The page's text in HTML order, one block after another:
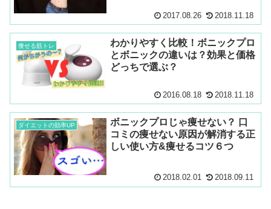
2017.08.26 2018.11.18
痩せる筋トレ
わかりやすく比較！ボニックプロ
とボニックの違いは？効果と価格
どっちで選ぶ？
2016.08.18 2018.11.18
ダイエットの効率UP
ボニックプロじゃ痩せない？ 口
コミの痩せない原因が解消する正
しい使い方&痩せるコツ６つ
2018.02.01 2018.09.11